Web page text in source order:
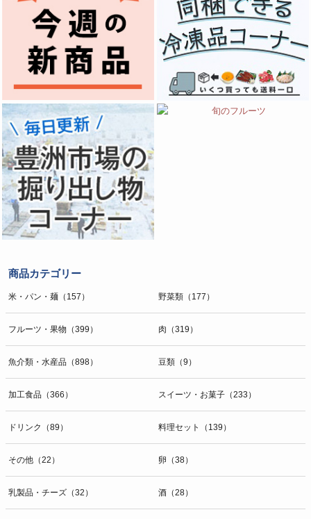
商品カテゴリー
米・パン・麺（157） 野菜類（177）
フルーツ・果物（399） 肉（319）
魚介類・水産品（898） 豆類（9）
加工食品（366） スイーツ・お菓子（233）
ドリンク（89） 料理セット（139）
その他（22） 卵（38）
乳製品・チーズ（32） 酒（28）